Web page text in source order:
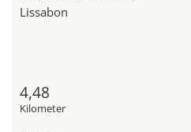
Lissabon
4,48
Kilometer